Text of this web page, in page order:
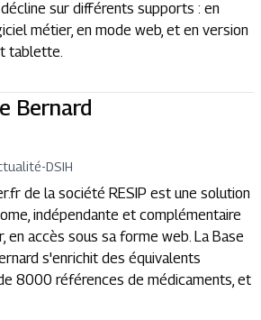
sur différents supports : en
métier, en mode web, et en version
tablette.
Bernard
-DSIH
de la société RESIP est une solution
indépendante et complémentaire
accès sous sa forme web. La Base
s'enrichit des équivalents
8000 références de médicaments, et